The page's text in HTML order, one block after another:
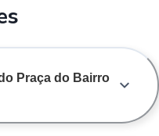
Praça do Bairro